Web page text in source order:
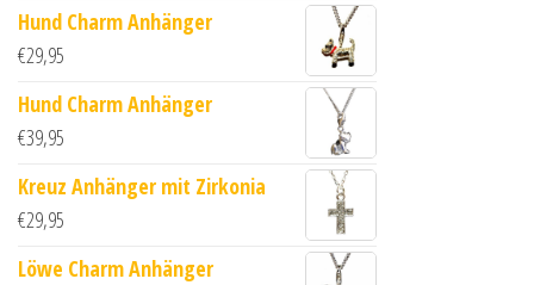
Hund Charm Anhänger
€29,95
Hund Charm Anhänger
€39,95
Kreuz Anhänger mit Zirkonia
€29,95
Löwe Charm Anhänger